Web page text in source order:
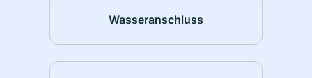
Wasseranschluss